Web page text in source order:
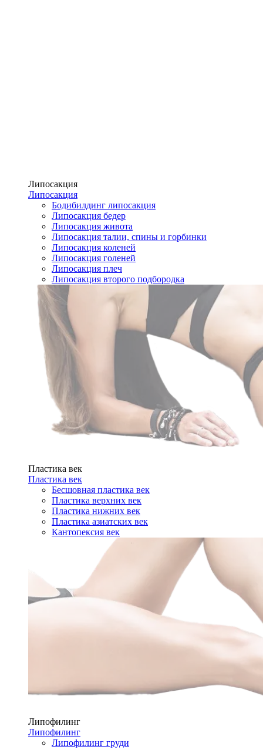
Липосакция
Липосакция
Бодибилдинг липосакция
Липосакция бедер
Липосакция живота
Липосакция талии, спины и горбинки
Липосакция коленей
Липосакция голеней
Липосакция плеч
Липосакция второго подбородка
Пластика век
Пластика век
Бесшовная пластика век
Пластика верхних век
Пластика нижних век
Пластика азиатских век
Кантопексия век
Липофилинг
Липофилинг
Липофилинг груди